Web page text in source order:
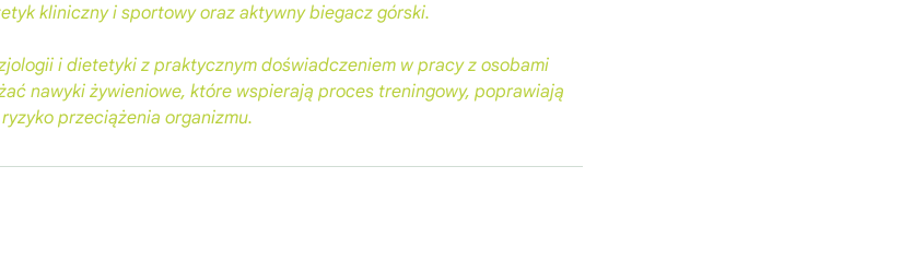
kliniczny i sportowy oraz aktywny biegacz górski.
i dietetyki z praktycznym doświadczeniem w pracy z osobami
nawyki żywieniowe, które wspierają proces treningowy, poprawiają
przeciążenia organizmu.